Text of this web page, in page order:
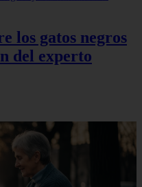
los gatos negros
del experto